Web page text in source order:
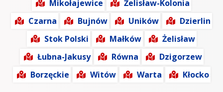
Mikołajewice
Żelisław-Kolonia
Czarna
Bujnów Uników
Dzierlin
Stok Polski
Małków
Żelisław
Łubna-Jakusy
Równa
Dzigorzew
Borzęckie
Witów Warta Kłocko